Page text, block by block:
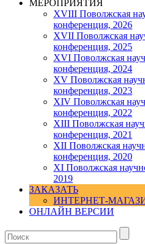
МЕРОПРИЯТИЯ
XVIII Поволжская
конференция, 2026
XVII Поволжская
конференция, 2025
XVI Поволжская
конференция, 2024
ХV Поволжская
конференция, 2023
ХIV Поволжская
конференция, 2022
ХIII Поволжская
конференция, 2021
ХII Поволжская
конференция, 2020
XI Поволжская
2019
ЗАКАЗАТЬ
ИНТЕРНЕТ-
ОНЛАЙН ВЕРСИИ